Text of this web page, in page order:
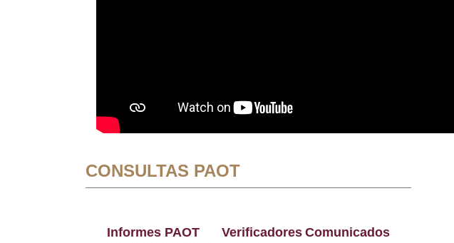
CONSULTAS PAOT
Informes PAOT
Verificadores Comunicados